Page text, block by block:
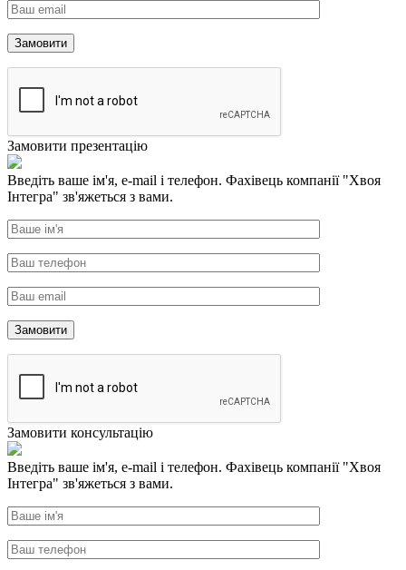
Замовити презентацію
Введіть ваше ім'я, e-mail і телефон. Фахівець компанії "Хвоя
Інтегра" зв'яжеться з вами.
Замовити консультацію
Введіть ваше ім'я, e-mail і телефон. Фахівець компанії "Хвоя
Інтегра" зв'яжеться з вами.